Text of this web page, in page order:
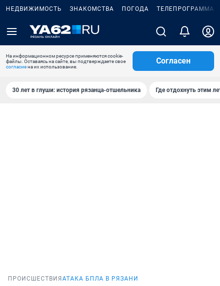
НЕДВИЖИМОСТЬ ЗНАКОМСТВА ПОГОДА ТЕЛЕПРОГРАММА
На информационном ресурсе применяются cookie-
файлы. Оставаясь на сайте, вы подтверждаете свое
согласиена их использование.
Согласен
30 лет в глуши: история рязанца-отшельника Где отдохнуть этим
ПРОИСШЕСТВИЯ АТАКА БПЛА В РЯЗАНИ